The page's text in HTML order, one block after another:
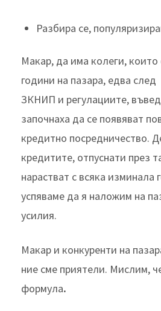
Разбира се,
Макар, да има колеги, които
години на пазара, едва
ЗКНИП и регулациите,
започнаха да се появяват
кредитно посредничество.
кредитите, отпуснати през
нарастват с всяка изминала
успяваме да я наложим на
усилия.
Макар и конкуренти на
ние сме приятели. Мислим,
формула.